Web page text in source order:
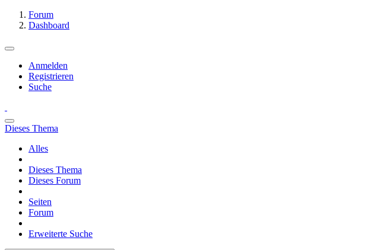
Forum
Dashboard
Anmelden
Registrieren
Suche
Dieses Thema
Alles
Dieses Thema
Dieses Forum
Seiten
Forum
Erweiterte Suche